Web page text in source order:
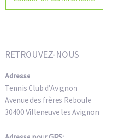
RETROUVEZ-NOUS
Adresse
Tennis Club d’Avignon
Avenue des frères Reboule
30400 Villeneuve les Avignon